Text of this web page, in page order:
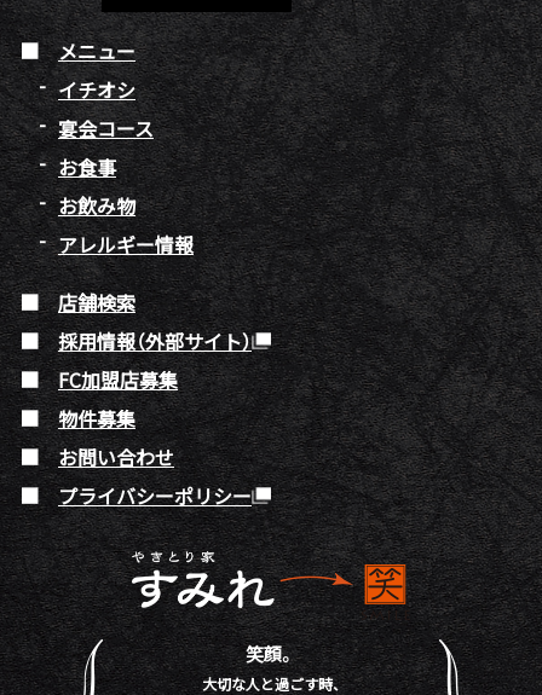
メニュー
イチオシ
宴会コース
お食事
お飲み物
アレルギー情報
店舗検索
採用情報（外部サイト）
FC加盟店募集
物件募集
お問い合わせ
プライバシーポリシー
笑顔。
大切な人と過ごす時、